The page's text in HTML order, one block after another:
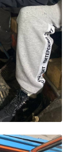
образования
за оборотом
"Работа в